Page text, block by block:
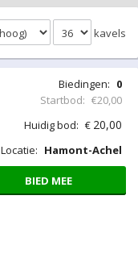
kavels
Biedingen: 0
Startbod: €20,00
Huidig bod: € 20,00
Locatie: Hamont-Achel
BIED MEE